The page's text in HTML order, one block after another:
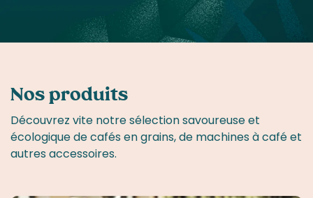
Nos produits
Découvrez vite notre sélection savoureuse et
écologique de cafés en grains, de machines à café et
autres accessoires.